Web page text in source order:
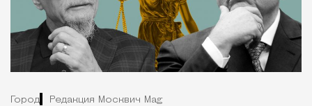
Город Редакция Москвич Mag